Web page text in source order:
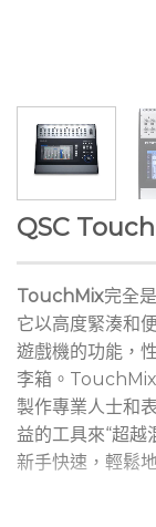
QSC
TouchMix完全
它以高度緊湊和
遊戲機的功能，
李箱。
製作專業人士和
益的工具來“超越
新手快速，輕鬆